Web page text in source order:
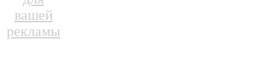
вашей
рекламы